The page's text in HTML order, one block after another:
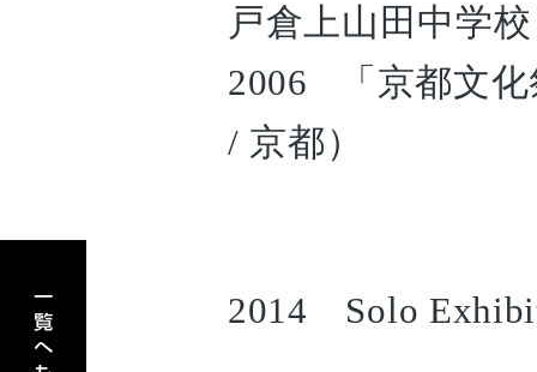
戸倉上山田中学
2006 「京都文化
/ 京都）
2014 Solo